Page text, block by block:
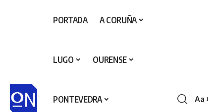
PORTADA A CORUÑA
LUGO OURENSE
PONTEVEDRA Aa